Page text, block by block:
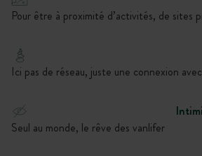
Pour être à proximité d’activités, de sites
Ici pas de réseau, juste une connexion
Seul au monde, le rêve des vanlifer